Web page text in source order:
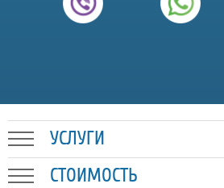
УСЛУГИ
СТОИМОСТЬ